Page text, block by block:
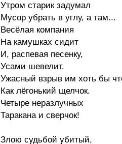
Утром старик задумал
Мусор убрать в углу, а там...
Весёлая компания
На камушках сидит
И, распевая песенку,
Усами шевелит.
Ужасный взрыв им хоть бы
Как лёгонький щелчок.
Четыре неразлучных
Таракана и сверчок!
Злою судьбой убитый,